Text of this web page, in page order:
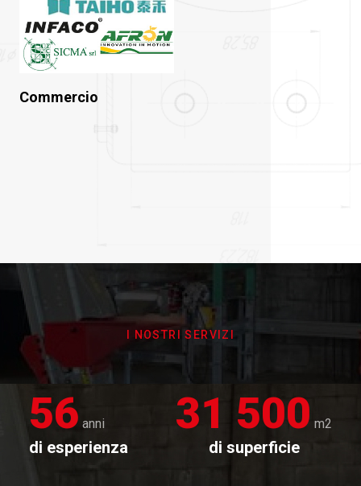
Commercio
I NOSTRI SERVIZI
56 anni
di esperienza
31 500 m2
di superficie